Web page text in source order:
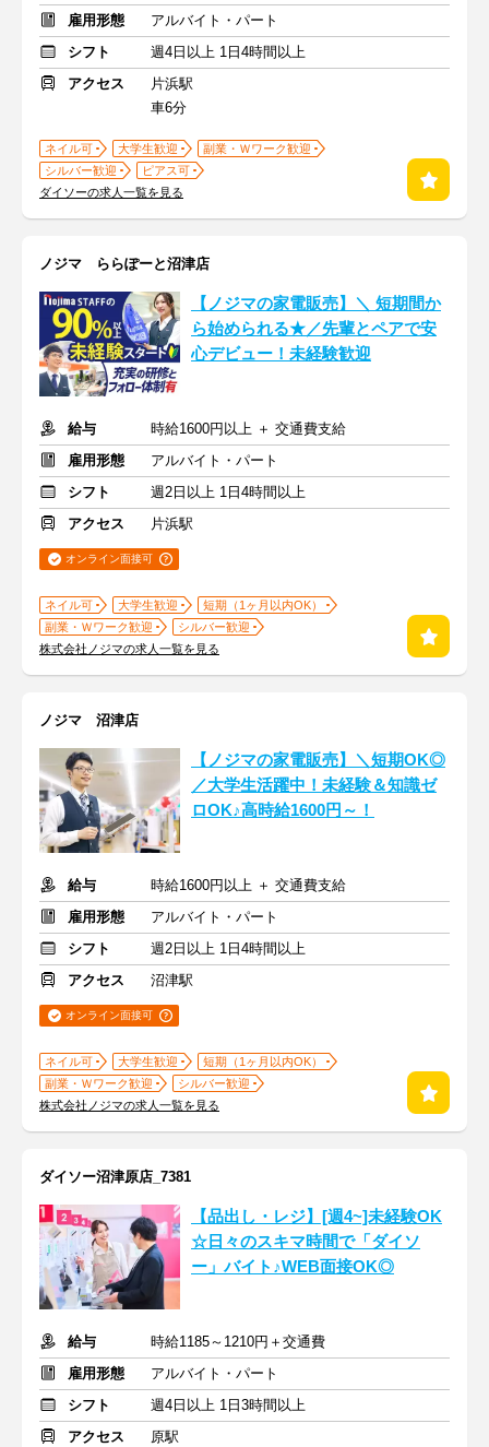
雇用形態
アルバイト・パート
シフト
週4日以上 1日4時間以上
アクセス
片浜駅
車6分
ネイル可 大学生歓迎
副業・Ｗワーク歓迎
シルバー歓迎
ピアス可
ダイソーの求人一覧を見る
ノジマ ららぽーと沼津店
【ノジマの家電販売】＼ 短期間か
ら始められる★／先輩とペアで安
心デビュー！未経験歓迎
給与
時給1600円以上 ＋ 交通費支給
雇用形態
アルバイト・パート
シフト
週2日以上 1日4時間以上
アクセス
片浜駅
オンライン面接可
ネイル可 大学生歓迎
短期（1ヶ月以内OK）
副業・Ｗワーク歓迎
シルバー歓迎
株式会社ノジマの求人一覧を見る
ノジマ 沼津店
【ノジマの家電販売】＼短期OK◎
／大学生活躍中！未経験＆知識ゼ
ロOK♪高時給1600円～！
給与
時給1600円以上 ＋ 交通費支給
雇用形態
アルバイト・パート
シフト
週2日以上 1日4時間以上
アクセス
沼津駅
オンライン面接可
ネイル可 大学生歓迎
短期（1ヶ月以内OK）
副業・Ｗワーク歓迎
シルバー歓迎
株式会社ノジマの求人一覧を見る
ダイソー沼津原店_7381
【品出し・レジ】[週4~]未経験OK
☆日々のスキマ時間で「ダイソ
ー」バイト♪WEB面接OK◎
給与
時給1185～1210円＋交通費
雇用形態
アルバイト・パート
シフト
週4日以上 1日3時間以上
アクセス
原駅